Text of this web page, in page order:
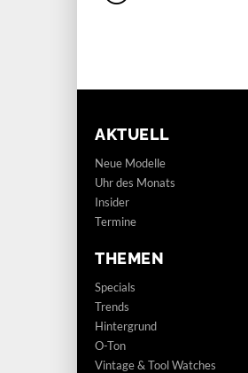
AKTUELL
Neue Modelle
Uhr des Monats
Insider
Termine
THEMEN
Specials
Trends
Hintergrund
O-Ton
Vintage & Tool Watches